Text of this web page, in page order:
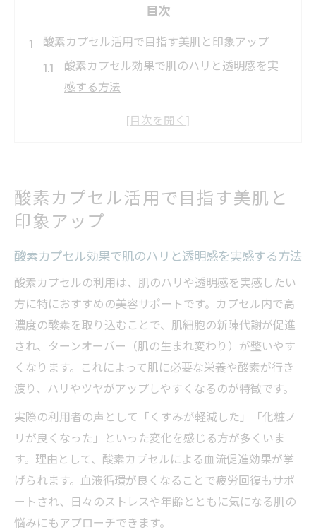
目次
酸素カプセル活用で目指す美肌と印象アップ
酸素カプセル効果で肌のハリと透明感を実
感する方法
酸素カプセルと美容サポートの相乗効果と
は
酸素カプセル利用で印象アップを目指すポ
イント
美しさを支える酸素カプセルの基礎知識
酸素カプセルとは何か美容面への基礎知識
酸素カプセル効果のメカニズムと美しさへ
の影響
知る
美肌のための酸素カプセル活用の基本ポイ
ント
酸素カプセルは自宅でも使えるのか実用面
から検討
酸素カプセル活用で目指す美肌と
印象アップ
酸素カプセル効果で肌のハリと透明感を実感する方法
酸素カプセルの利用は、肌のハリや透明感を実感したい
方に特におすすめの美容サポートです。カプセル内で高
濃度の酸素を取り込むことで、肌細胞の新陳代謝が促進
され、ターンオーバー（肌の生まれ変わり）が整いやす
くなります。これによって肌に必要な栄養や酸素が行き
渡り、ハリやツヤがアップしやすくなるのが特徴です。
実際の利用者の声として「くすみが軽減した」「化粧ノ
リが良くなった」といった変化を感じる方が多くいま
す。理由として、酸素カプセルによる血流促進効果が挙
げられます。血液循環が良くなることで疲労回復もサポ
ートされ、日々のストレスや年齢とともに気になる肌の
悩みにもアプローチできます。